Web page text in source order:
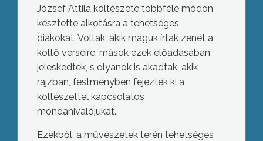
József Attila költészete többféle módon
késztette alkotásra a tehetséges
diákokat. Voltak, akik maguk írtak zenét a
költő verseire, mások ezek előadásában
jeleskedtek, s olyanok is akadtak, akik
rajzban, festményben fejezték ki a
költészettel kapcsolatos
mondanivalójukat.
Ezekből, a művészetek terén tehetséges